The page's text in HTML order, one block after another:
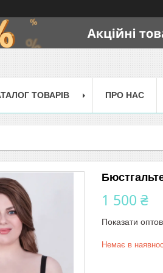
ТОВАРІВ ПРО НАС
1 500 ₴
Показати
Немає в